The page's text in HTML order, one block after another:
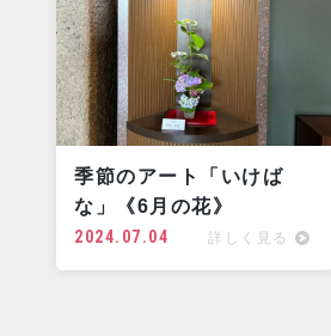
季節のアート「いけば
な」《6月の花》
2024.07.04 詳しく見る